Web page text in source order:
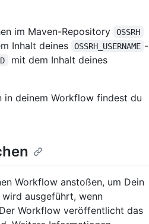
im Maven-Repository OSSRH
Inhalt deines OSSRH_USERNAME -
mit dem Inhalt deines
in deinem Workflow findest du
Workflow anstoßen, um Dein
ausgeführt, wenn
Workflow veröffentlicht das